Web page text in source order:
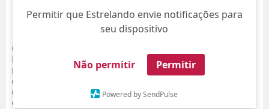
Permitir que Estrelando envie notificações para
seu dispositivo
Não permitir Permitir
Powered by SendPulse
Como já dissemos no
McDormand ficou tão animada por ter ganho o Oscar de
melhor atriz que só durante uma festa após a cerimônia
ela se deu conta de que não estava mais com a
estatueta!
A atriz então notificou os seguranças, que
encontraram com um homem chamado Terry Byrant